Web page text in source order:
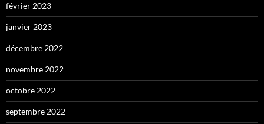
février 2023
janvier 2023
décembre 2022
novembre 2022
octobre 2022
septembre 2022